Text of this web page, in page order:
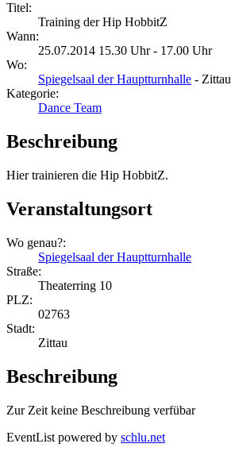
Titel:
Training der Hip HobbitZ
Wann:
25.07.2014 15.30 Uhr - 17.00 Uhr
Wo:
Spiegelsaal der Hauptturnhalle - Zittau
Kategorie:
Dance Team
Beschreibung
Hier trainieren die Hip HobbitZ.
Veranstaltungsort
Wo genau?:
Spiegelsaal der Hauptturnhalle
Straße:
Theaterring 10
PLZ:
02763
Stadt:
Zittau
Beschreibung
Zur Zeit keine Beschreibung verfübar
EventList powered by schlu.net